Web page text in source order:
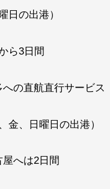
日の出港）
ら3日間
の直航直行サービス
金、日曜日の出港）
屋へは2日間